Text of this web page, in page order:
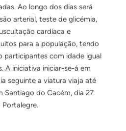
Ao longo dos dias será
arterial, teste de glicémia,
cardíaca e
para a população, tendo
participantes com idade igual
A iniciativa iniciar-se-á em
seguinte a viatura viaja até
Santiago do Cacém, dia 27
Portalegre.